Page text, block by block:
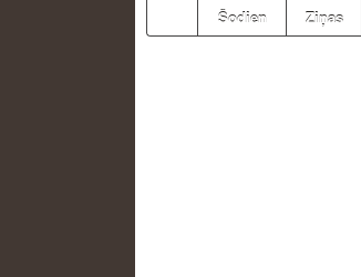
saturu
Šodien Ziņas